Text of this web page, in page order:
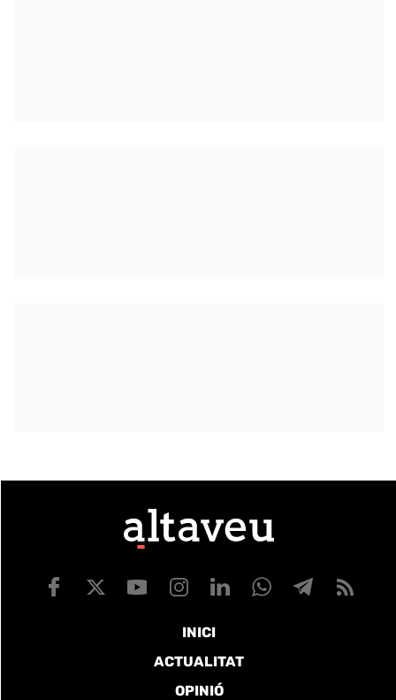
INICI
ACTUALITAT
OPINIÓ